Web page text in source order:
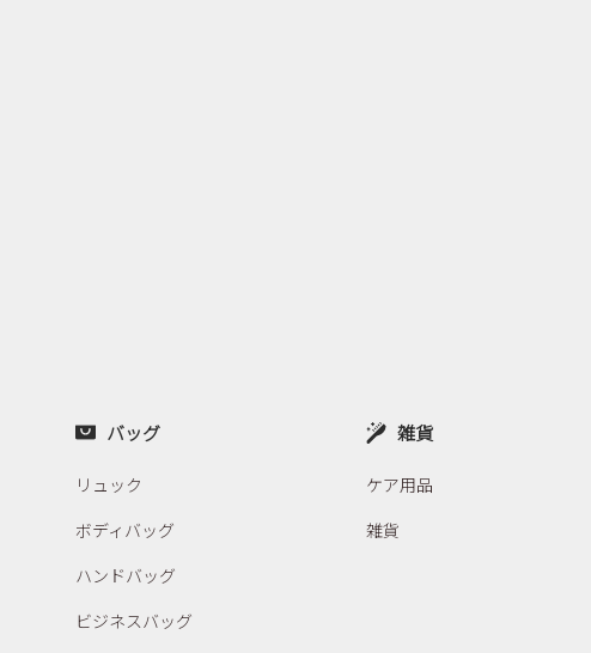
バッグ
リュック
ボディバッグ
ハンドバッグ
ビジネスバッグ
雑貨
ケア用品
雑貨